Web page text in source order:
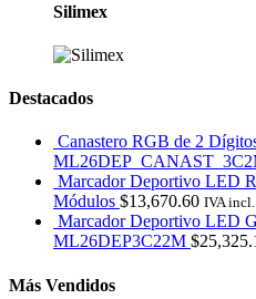
Silimex
Destacados
Canastero RGB de 2
Marcador Deportivo LED
Módulos $13,670.60 IVA incl.
Marcador Deportivo LED
ML26DEP3C22M $
Más Vendidos